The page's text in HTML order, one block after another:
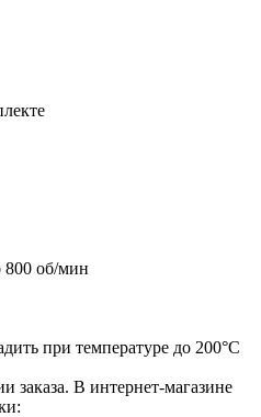
800 об/мин
при температуре до 200°C
заказа. В интернет-магазине